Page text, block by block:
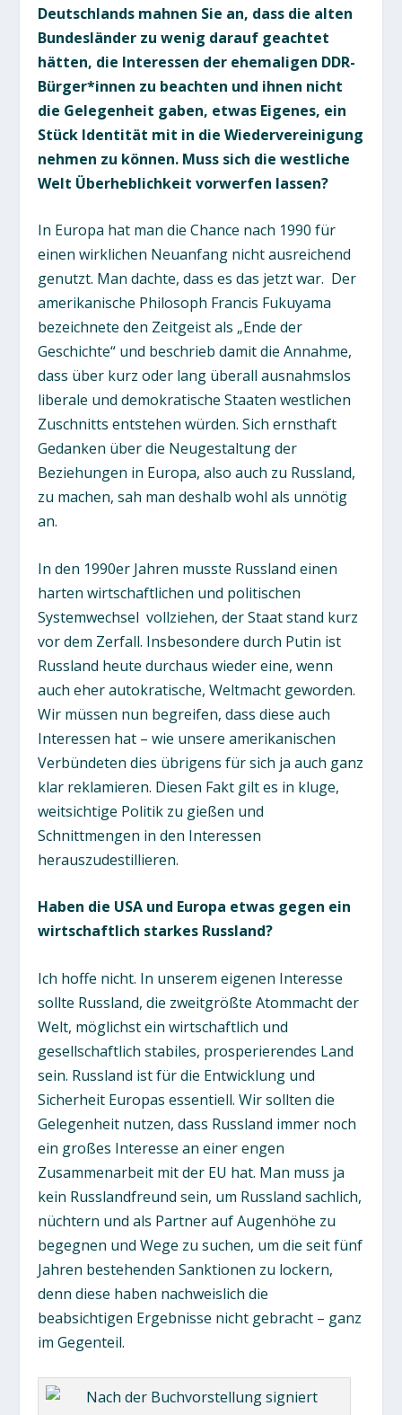
Deutschlands mahnen Sie an, dass die alten
Bundesländer zu wenig darauf geachtet
hätten, die Interessen der ehemaligen DDR-
Bürger*innen zu beachten und ihnen nicht
die Gelegenheit gaben, etwas Eigenes, ein
Stück Identität mit in die Wiedervereinigung
nehmen zu können. Muss sich die westliche
Welt Überheblichkeit vorwerfen lassen?
In Europa hat man die Chance nach 1990 für
einen wirklichen Neuanfang nicht ausreichend
genutzt. Man dachte, dass es das jetzt war. Der
amerikanische Philosoph Francis Fukuyama
bezeichnete den Zeitgeist als „Ende der
Geschichte“ und beschrieb damit die Annahme,
dass über kurz oder lang überall ausnahmslos
liberale und demokratische Staaten westlichen
Zuschnitts entstehen würden. Sich ernsthaft
Gedanken über die Neugestaltung der
Beziehungen in Europa, also auch zu Russland,
zu machen, sah man deshalb wohl als unnötig
an.
In den 1990er Jahren musste Russland einen
harten wirtschaftlichen und politischen
Systemwechsel vollziehen, der Staat stand kurz
vor dem Zerfall. Insbesondere durch Putin ist
Russland heute durchaus wieder eine, wenn
auch eher autokratische, Weltmacht geworden.
Wir müssen nun begreifen, dass diese auch
Interessen hat – wie unsere amerikanischen
Verbündeten dies übrigens für sich ja auch ganz
klar reklamieren. Diesen Fakt gilt es in kluge,
weitsichtige Politik zu gießen und
Schnittmengen in den Interessen
herauszudestillieren.
Haben die USA und Europa etwas gegen ein
wirtschaftlich starkes Russland?
Ich hoffe nicht. In unserem eigenen Interesse
sollte Russland, die zweitgrößte Atommacht der
Welt, möglichst ein wirtschaftlich und
gesellschaftlich stabiles, prosperierendes Land
sein. Russland ist für die Entwicklung und
Sicherheit Europas essentiell. Wir sollten die
Gelegenheit nutzen, dass Russland immer noch
ein großes Interesse an einer engen
Zusammenarbeit mit der EU hat. Man muss ja
kein Russlandfreund sein, um Russland sachlich,
nüchtern und als Partner auf Augenhöhe zu
begegnen und Wege zu suchen, um die seit fünf
Jahren bestehenden Sanktionen zu lockern,
denn diese haben nachweislich die
beabsichtigen Ergebnisse nicht gebracht – ganz
im Gegenteil.